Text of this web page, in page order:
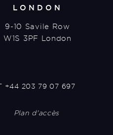
LONDON
9-10 Savile Row
W1S 3PF London
+44 203 79 07 697
Plan d'accès